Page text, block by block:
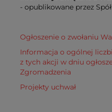
- opublikowane przez
Ogłoszenie o zwołaniu
Informacja o ogólnej
z tych akcji w dniu
Zgromadzenia
Projekty uchwał